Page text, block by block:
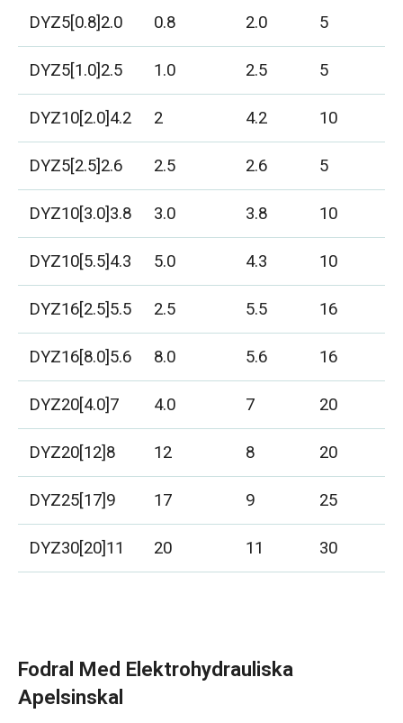
DYZ5[0.8]2.0
0.8 2.0
5
DYZ5[1.0]2.5
1.0 2.5
5
DYZ10[2.0]4.2
2 4.2
10
DYZ5[2.5]2.6
2.5 2.6
5
DYZ10[3.0]3.8
3.0 3.8
10
DYZ10[5.5]4.3
5.0 4.3
10
DYZ16[2.5]5.5
2.5 5.5
16
DYZ16[8.0]5.6
8.0 5.6
16
DYZ20[4.0]7
4.0 7
20
DYZ20[12]8
12 8
20
DYZ25[17]9
17 9
25
DYZ30[20]11
20 11 30
Fodral Med Elektrohydrauliska
Apelsinskal